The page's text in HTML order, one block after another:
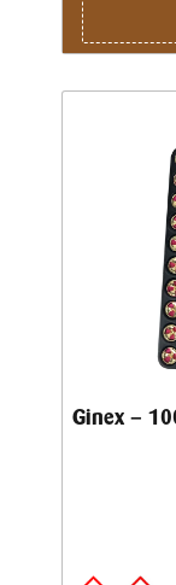
Ginex –